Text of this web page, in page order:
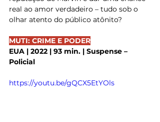
real ao amor verdadeiro – tudo sob o
olhar atento do público atônito?
MUTI: CRIME E PODER
EUA | 2022 | 93 min. | Suspense –
Policial
https://youtu.be/gQCX5EtYOls